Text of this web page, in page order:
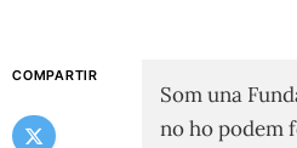
COMPARTIR
Som una
no ho podem